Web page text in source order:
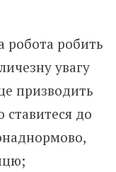
робота робить
увагу
призводить
до